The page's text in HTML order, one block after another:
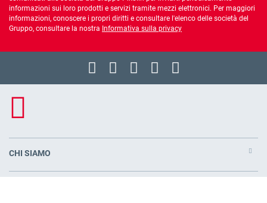
informazioni sui loro prodotti e servizi tramite mezzi elettronici. Per maggiori
informazioni, conoscere i propri diritti e consultare l'elenco delle società del
Gruppo, consultare la nostra Informativa sulla privacy
CHI SIAMO